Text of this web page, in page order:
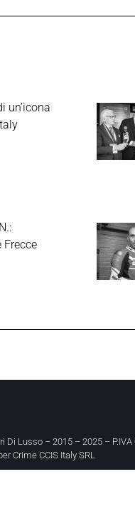
un’icona
Frecce
Di Lusso – 2015 – 2025 –
Crime CCIS Italy SRL